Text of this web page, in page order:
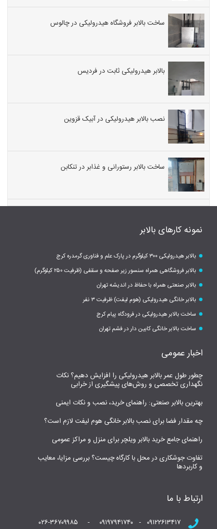
ساخت بالابر فروشگاه هیدرولیکی در چالوس
بالابر هیدرولیکی ثابت در فردیس
نصب بالابر هیدرولیکی در آبیک قزوین
ساخت بالابر رستورانی و غذابر در تنکابن
نمونه کارهای بالابر
بالابر هیدرولیکی ۳۰۰ کیلوگرم در پارک علم و فناوری گرمدره کرج
بالابر فروشگاهی همراه سنسور زیر صفحه و سقفی (ظرفیت ۲۵۰ کیلوگرم)
بالابر صنعتی همراه با حفاظ در اندیشه تهران
بالابر خانگی هیدرولیکی (هوم لیفت) ظرفیت ۳ نفر
ساخت بالابر هیدرولیکی در فرودگاه پیام کرج
ساخت بالابر خانگی کابین دار در فشم تهران
اخبار عمومی
چطور طول عمر بالابر هیدرولیکی را افزایش دهیم؟ نکات
نگهداری تخصصی و روش‌های پیشگیری از خرابی
بهترین بالابر صنعتی: راهنمای خرید، نصب و نکات ایمنی
چه مقدار فضا برای نصب بالابر خانگی هوم لیفت لازم است؟
راهنمای جامع خرید بالابر ویلچر برای منزل و مراکز عمومی
تفاوت جوشکاری در محل با کارگاه چیست؟ بررسی مزایا، معایب
و کاربردها
ارتباط با ما
۰۹۱۲۲۶۱۳۴۱۷ - ۰۹۱۹۷۹۴۱۷۴۰ - ۰۲۶-۳۶۷۰۹۹۸۵